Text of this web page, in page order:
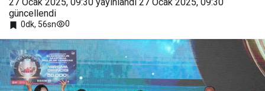
güncellendi
0dk, 56sn 0